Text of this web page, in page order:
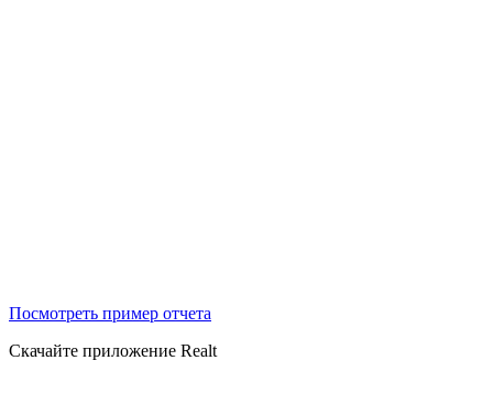
Посмотреть пример отчета
Скачайте приложение Realt